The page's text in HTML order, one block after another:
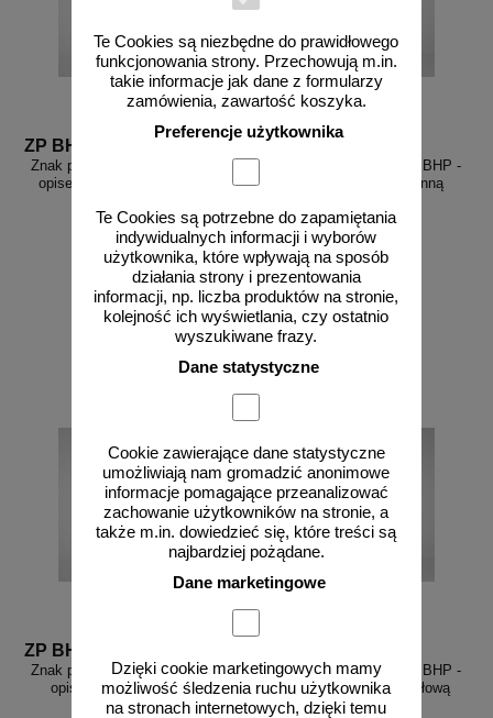
Te Cookies są niezbędne do prawidłowego
funkcjonowania strony. Przechowują m.in.
takie informacje jak dane z formularzy
zamówienia, zawartość koszyka.
Preferencje użytkownika
Te Cookies są potrzebne do zapamiętania
indywidualnych informacji i wyborów
użytkownika, które wpływają na sposób
działania strony i prezentowania
informacji, np. liczba produktów na stronie,
kolejność ich wyświetlania, czy ostatnio
wyszukiwane frazy.
Dane statystyczne
Cookie zawierające dane statystyczne
umożliwiają nam gromadzić anonimowe
informacje pomagające przeanalizować
zachowanie użytkowników na stronie, a
także m.in. dowiedzieć się, które treści są
najbardziej pożądane.
Dane marketingowe
Dzięki cookie marketingowych mamy
możliwość śledzenia ruchu użytkownika
na stronach internetowych, dzięki temu
ZP BHP M002O
Znak podłogowy, naklejka BHP z
opisem - Przeczytaj instrukcję
od 27,68 zł
22,50 zł netto
ZP BHP 34
Znak podłogowy, naklejka BHP -
Stosuj kamizelkę ochronną
od 30,14 zł
24,50 zł netto
ZP BHP 06
Znak podłogowy, naklejka BHP z
opisem - Stosuj kamizelkę
ochronną
Znak podłogowy, naklejka BHP -
Stosuj maskę przeciwpyłową